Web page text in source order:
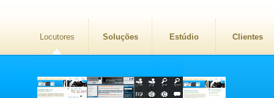
Locutores Soluções Estúdio Clientes